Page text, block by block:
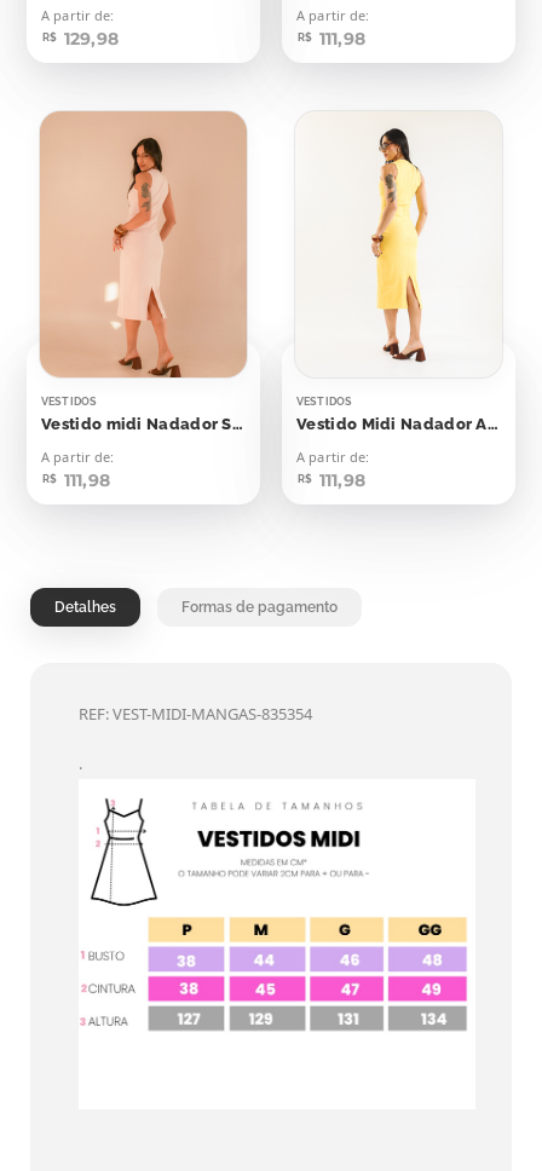
A partir de:
R$ 129,98
A partir de:
R$ 111,98
VESTIDOS
Vestido midi Nadador Soft Peach
A partir de:
R$ 111,98
VESTIDOS
Vestido Midi Nadador Amarelo Emoji
A partir de:
R$ 111,98
Detalhes Formas de pagamento
REF: VEST-MIDI-MANGAS-835354
.